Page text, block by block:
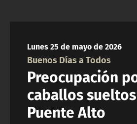
Lunes 25 de mayo de 2026
Buenos Días a Todos
Preocupación
caballos
Puente Alto